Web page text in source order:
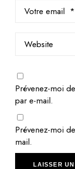
Prévenez-moi
par e-mail.
Prévenez-moi
mail.
LAISSER